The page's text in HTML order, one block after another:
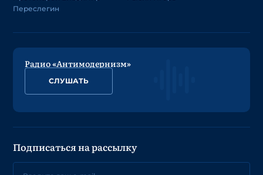
Переслегин
Радио «Антимодернизм»
СЛУШАТЬ
Подписаться на рассылку